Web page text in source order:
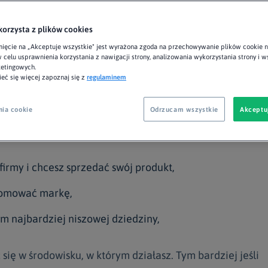
swój wpływ, który jednocześnie pozytywnie
marki i zwiększy jej świadomość wśród
które mogą w tym pomóc i dowiedz się, jak
branży!
i chcesz sprzedać swój produkt,
markę,
najbardziej niszowej dziedziny,
w środowisku, w którym działasz. Tym bardziej jeśli
z plików cookies
na „Akceptuje wszystkie" jest wyrażona zgoda na przechowywanie plików cookie
celu usprawnienia korzystania z nawigacji strony, analizowania wykorzystania strony i
się więcej zapoznaj się z regulaminem
cookie Odrzucam wszystkie